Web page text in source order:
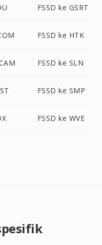
FSSD ke GSRT
FSSD ke HTK
FSSD ke SLN
FSSD ke SMP
FSSD ke WVE